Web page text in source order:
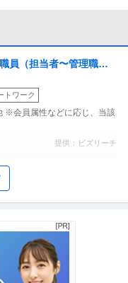
心として「合格まで
のであれば公認会計
官になるのもいいよ
員（担当者〜管理職候
トワーク
※会員属性などに応じ、当該
提供：ビズリーチ
者支援にかかる税務コン
アドバイザリー業務
ント 【業種】コンサルティ
提供：ビズリーチ